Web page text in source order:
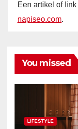
Een artikel of
napiseo.com.
You missed
LIFESTYLE